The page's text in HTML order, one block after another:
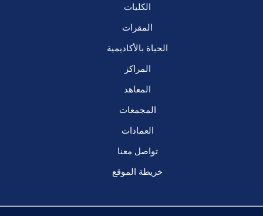
الكليات
المقرات
الحياة بالأكاديمية
المراكز
المعاهد
المجمعات
العمادات
تواصل معنا
خريطة الموقع